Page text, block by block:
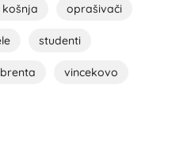
oprašivači
studenti
vincekovo